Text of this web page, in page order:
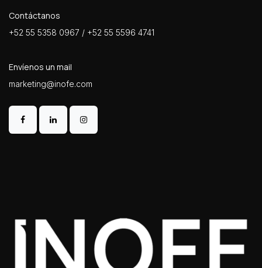
Contáctanos
+52 55 5358 0967 / +52 55 5596 4741
Envíenos un mail
marketing@inofe.com